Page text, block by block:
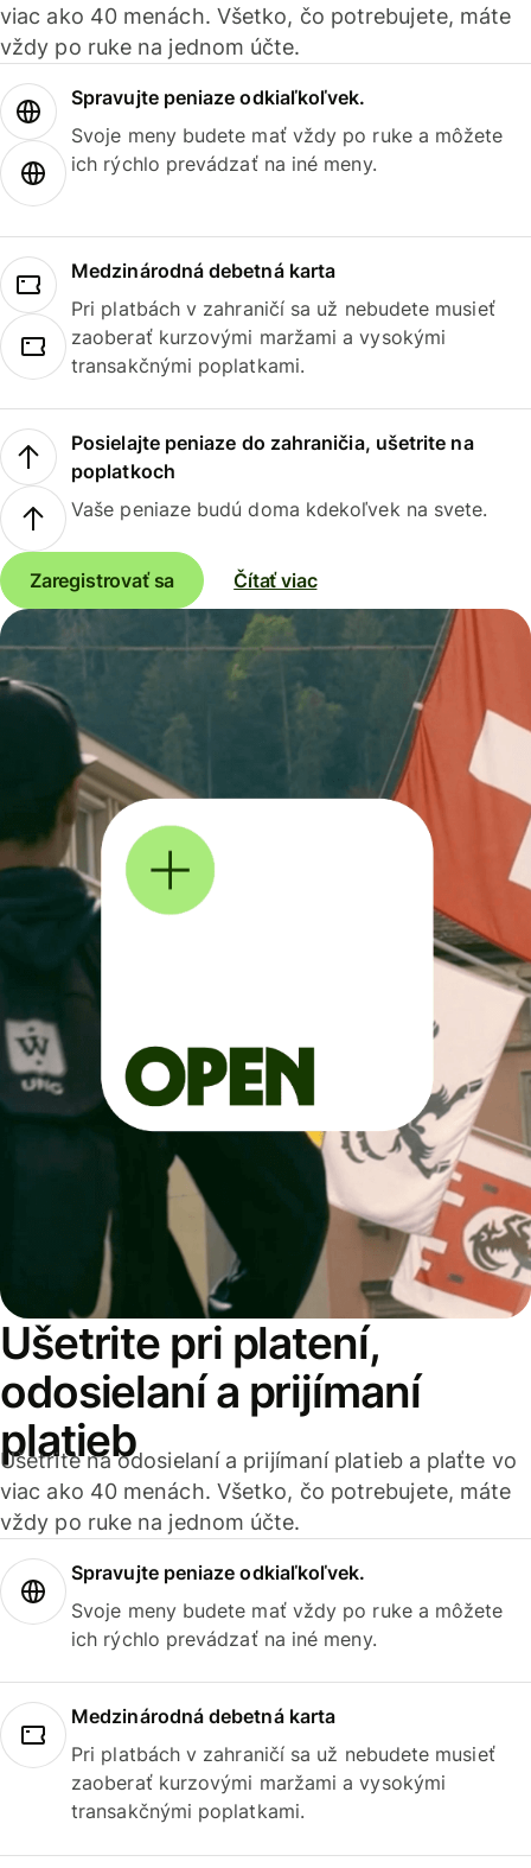
viac ako 40 menách. Všetko, čo potrebujete, máte
vždy po ruke na jednom účte.
Spravujte peniaze odkiaľkoľvek.
Svoje meny budete mať vždy po ruke a môžete
ich rýchlo prevádzať na iné meny.
Medzinárodná debetná karta
Pri platbách v zahraničí sa už nebudete musieť
zaoberať kurzovými maržami a vysokými
transakčnými poplatkami.
Posielajte peniaze do zahraničia, ušetrite na
poplatkoch
Vaše peniaze budú doma kdekoľvek na svete.
Zaregistrovať sa Čítať viac
Ušetrite pri platení,
odosielaní a prijímaní
platieb
Ušetrite na odosielaní a prijímaní platieb a plaťte vo
viac ako 40 menách. Všetko, čo potrebujete, máte
vždy po ruke na jednom účte.
Spravujte peniaze odkiaľkoľvek.
Svoje meny budete mať vždy po ruke a môžete
ich rýchlo prevádzať na iné meny.
Medzinárodná debetná karta
Pri platbách v zahraničí sa už nebudete musieť
zaoberať kurzovými maržami a vysokými
transakčnými poplatkami.